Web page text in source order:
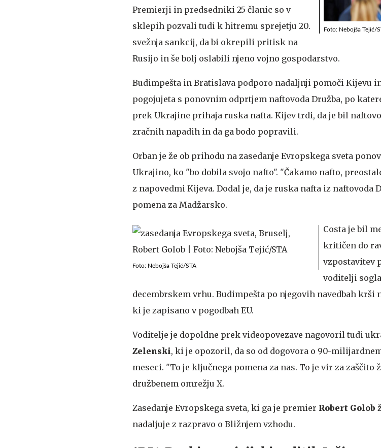
Foto: Nebojša Tejić/
Premierji in predsedniki 25 članic so v
sklepih pozvali tudi k hitremu sprejetju 20.
svežnja sankcij, da bi okrepili pritisk na
Rusijo in še bolj oslabili njeno vojno gospodarstvo.
Budimpešta in Bratislava podporo nadaljnji pomoči Kijevu
pogojujeta s ponovnim odprtjem naftovoda Družba, po
prek Ukrajine prihaja ruska nafta. Kijev trdi, da je bil
zračnih napadih in da ga bodo popravili.
Orban je že ob prihodu na zasedanje Evropskega sveta
Ukrajino, ko "bo dobila svojo nafto". "Čakamo nafto,
z napovedmi Kijeva. Dodal je, da je ruska nafta iz naftovoda
pomena za Madžarsko.
Foto: Nebojša Tejić/STA
Costa je bil
kritičen do
vzpostavitev
voditelji
decembrskem vrhu. Budimpešta po njegovih navedbah krši
ki je zapisano v pogodbah EU.
Voditelje je dopoldne prek videopovezave nagovoril tudi
Zelenski, ki je opozoril, da so od dogovora o 90-
meseci. "To je ključnega pomena za nas. To je vir za
družbenem omrežju X.
Zasedanje Evropskega sveta, ki ga je premier Robert Golob
nadaljuje z razpravo o Bližnjem vzhodu.